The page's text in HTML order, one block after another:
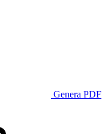
Genera PDF